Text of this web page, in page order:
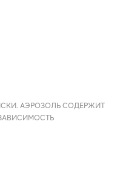
АЭРОЗОЛЬ СОДЕРЖИТ